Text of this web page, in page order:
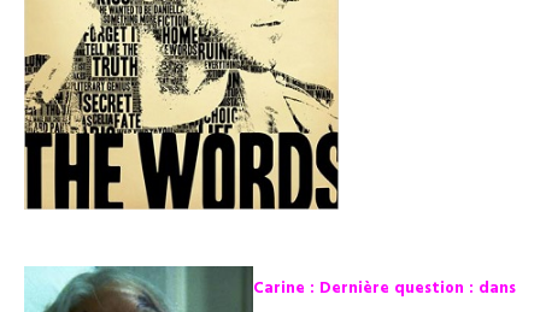
Carine : Dernière question : dans